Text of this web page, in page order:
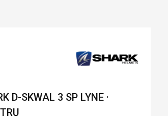
D-SKWAL 3 SP LYNE ·